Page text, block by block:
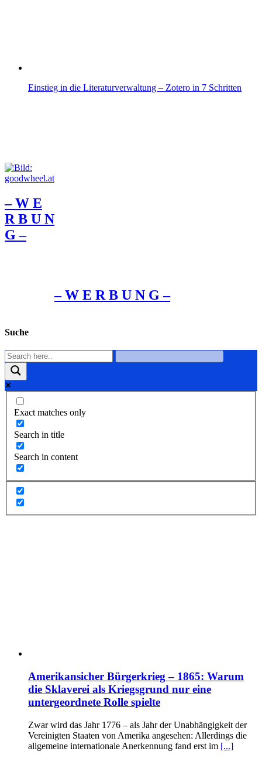
Einstieg in die Literaturverwaltung – Zotero in 7 Schritten
– W Ε
R Β U Ν
G –
– W Ε R Β U Ν G –
Suche
Exact matches only
Search in title
Search in content
Amerikansicher Bürgerkrieg – 1865: Warum
die Sklaverei als Kriegsgrund nur eine
untergeordnete Rolle spielte
Zwar wird das Jahr 1776 – als Jahr der Unabhängigkeit der
Vereinigten Staaten von Amerika angesehen: Allerdings die
allgemeine internationale Anerkennung fand erst im [...]